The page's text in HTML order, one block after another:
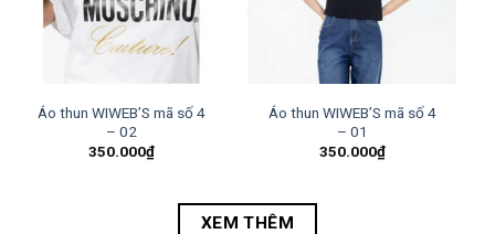
Áo thun WIWEB’S mã số 4
– 02
350.000₫
Áo thun WIWEB’S mã số 4
– 01
350.000₫
XEM THÊM